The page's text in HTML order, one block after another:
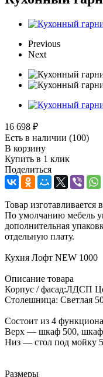
Previous
Next
16 698 ₽
Есть в наличии (100)
В корзину
Купить в 1 клик
Поделиться
Товар изготавливается
По умолчанию мебель
дополнительная
отдельную плату.
Кухня Лофт NEW 1000
Описание товара
Корпус / фасад:ЛДСП
Столешница: Светлая
Состоит из 4
Верх — шкаф 500, шкаф
Низ — стол под мойку
Размеры